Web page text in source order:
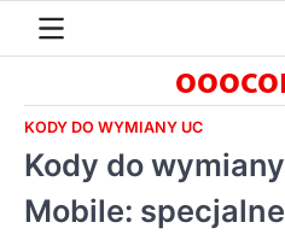
KODY DO WYMIANY UC
Kody do
Mobile: